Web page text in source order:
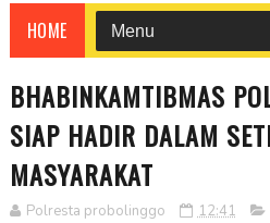
HOME
BHABINKAMTIBMAS
SIAP HADIR DALAM
MASYARAKAT
Polresta probolinggo 12:41